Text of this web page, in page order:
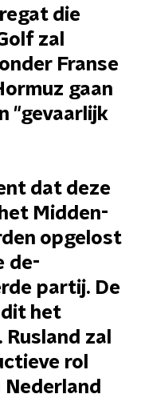
die
zal
Franse
gaan
"gevaarlijk
dat deze
Midden-
opgelost
de-
partij. De
het
zal
rol
Nederland